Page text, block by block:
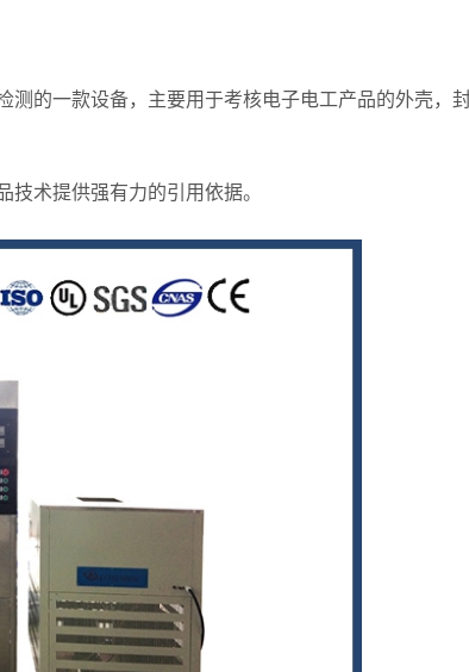
测的一款设备，主要用于考核电子电工产品的外壳，
术提供强有力的引用依据。